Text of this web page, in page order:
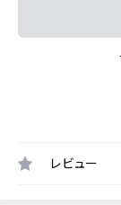
レビュー